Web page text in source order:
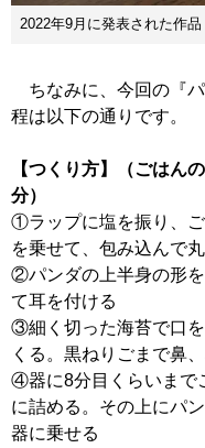
2022年9月に発表された作
ちなみに、今回の『
程は以下の通りです。
【つくり方】（ごはん
分）
①ラップに塩を振り、
を乗せて、包み込んで
②パンダの上半身の形
て耳を付ける
③細く切った海苔で口
くる。黒ねりごまで鼻
④器に8分目くらいまで
に詰める。その上にパ
器に乗せる